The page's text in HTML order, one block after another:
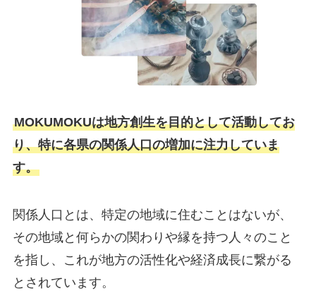
MOKUMOKUは地方創生を目的として活動してお
り、特に各県の関係人口の増加に注力していま
す。
関係人口とは、特定の地域に住むことはないが、
その地域と何らかの関わりや縁を持つ人々のこと
を指し、これが地方の活性化や経済成長に繋がる
とされています。